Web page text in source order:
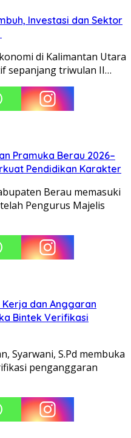
Investasi dan Sektor
di Kalimantan Utara
sepanjang triwulan II…
Pramuka Berau 2026–
Pendidikan Karakter
Berau memasuki
Pengurus Majelis
dan Anggaran
Bintek Verifikasi
Syarwani, S.Pd membuka
penganggaran